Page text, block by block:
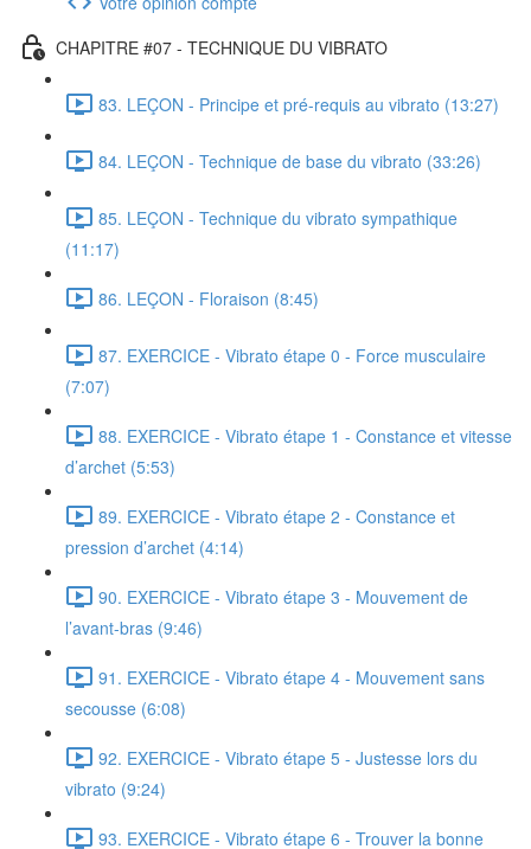
CHAPITRE #07 - TECHNIQUE DU VIBRATO
83. LEÇON - Principe et pré-requis au vibrato (13:27)
84. LEÇON - Technique de base du vibrato (33:26)
85. LEÇON - Technique du vibrato sympathique
(11:17)
86. LEÇON - Floraison (8:45)
87. EXERCICE - Vibrato étape 0 - Force musculaire
(7:07)
88. EXERCICE - Vibrato étape 1 - Constance et vitesse
d’archet (5:53)
89. EXERCICE - Vibrato étape 2 - Constance et
pression d’archet (4:14)
90. EXERCICE - Vibrato étape 3 - Mouvement de
l’avant-bras (9:46)
91. EXERCICE - Vibrato étape 4 - Mouvement sans
secousse (6:08)
92. EXERCICE - Vibrato étape 5 - Justesse lors du
vibrato (9:24)
93. EXERCICE - Vibrato étape 6 - Trouver la bonne